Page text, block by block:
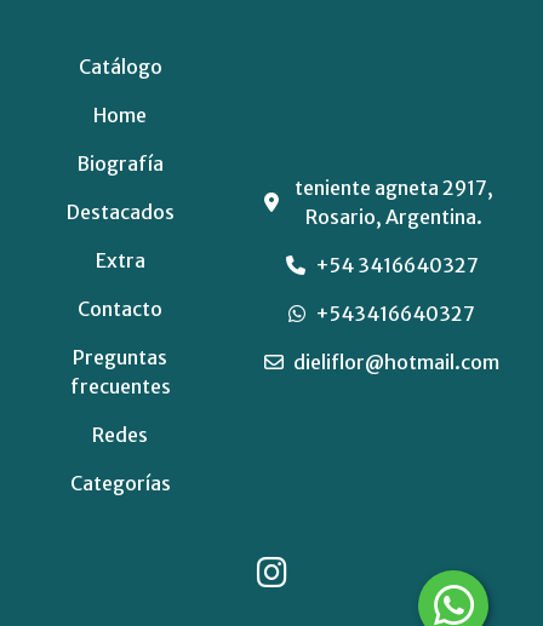
Catálogo
Home
Biografía
Destacados
Extra
Contacto
Preguntas
frecuentes
Redes
Categorías
teniente agneta 2917,
Rosario, Argentina.
+54 3416640327
+543416640327
dieliflor@hotmail.com